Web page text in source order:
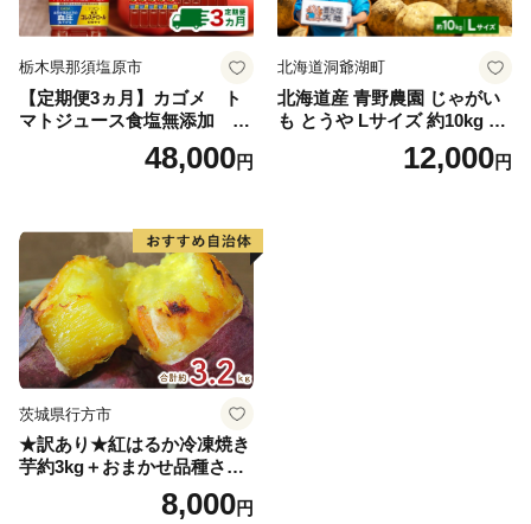
栃木県那須塩原市
【定期便3ヵ月】カゴメ ト
マトジュース食塩無添加 72
0ml PET×15本 1ケース 毎月
届く 3ヵ月 3回コース ns001-
48,000円
北海道洞爺湖町
北海道産 青野農園 じゃがい
も とうや Lサイズ 約10kg 20
26年10月初旬～12月下旬頃お
届け 先行予約 北海道 ジャガ
12,000円
茨城県行方市
★訳あり★紅はるか冷凍焼き
芋約3kg＋おまかせ品種さつ
まいも 合計約3.2kg｜さつ
まいも サツマイモ さつま芋
8,000円